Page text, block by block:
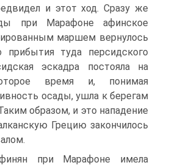
и этот ход. Сразу же
при Марафоне афинское
маршем вернулось
туда персидского
эскадра постояла на
время и, понимая
осады, ушла к берегам
образом, и это нападение
Грецию закончилось
при Марафоне имела